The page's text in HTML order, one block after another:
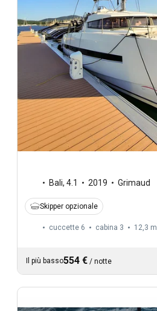
Bali, 4.1 2019 Grimaud
Skipper opzionale
cuccette 6 cabina 3 12,3 m
Il più basso554 € / notte